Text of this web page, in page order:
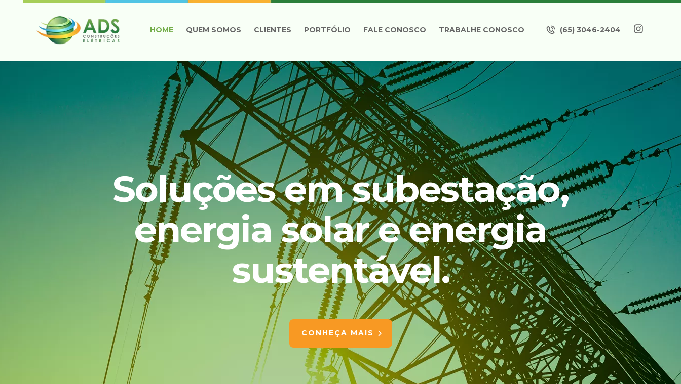
HOME QUEM SOMOS CLIENTES PORTFÓLIO FALE CONOSCO TRABALHE CONOSCO (65) 3046-2404
Soluções em subestação,
energia solar e energia
sustentável.
CONHEÇA MAIS